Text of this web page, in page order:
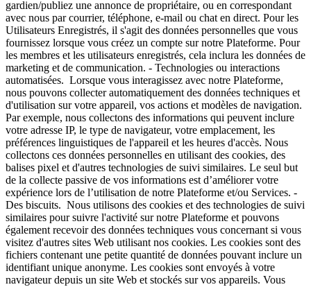
gardien/publiez une annonce de propriétaire, ou en correspondant
avec nous par courrier, téléphone, e-mail ou chat en direct. Pour les
Utilisateurs Enregistrés, il s'agit des données personnelles que vous
fournissez lorsque vous créez un compte sur notre Plateforme. Pour
les membres et les utilisateurs enregistrés, cela inclura les données de
marketing et de communication. - Technologies ou interactions
automatisées. Lorsque vous interagissez avec notre Plateforme,
nous pouvons collecter automatiquement des données techniques et
d'utilisation sur votre appareil, vos actions et modèles de navigation.
Par exemple, nous collectons des informations qui peuvent inclure
votre adresse IP, le type de navigateur, votre emplacement, les
préférences linguistiques de l'appareil et les heures d'accès. Nous
collectons ces données personnelles en utilisant des cookies, des
balises pixel et d'autres technologies de suivi similaires. Le seul but
de la collecte passive de vos informations est d’améliorer votre
expérience lors de l’utilisation de notre Plateforme et/ou Services. -
Des biscuits. Nous utilisons des cookies et des technologies de suivi
similaires pour suivre l'activité sur notre Plateforme et pouvons
également recevoir des données techniques vous concernant si vous
visitez d'autres sites Web utilisant nos cookies. Les cookies sont des
fichiers contenant une petite quantité de données pouvant inclure un
identifiant unique anonyme. Les cookies sont envoyés à votre
navigateur depuis un site Web et stockés sur vos appareils. Vous